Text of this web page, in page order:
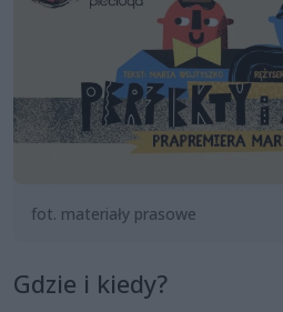
fot. materiały prasowe
Gdzie i kiedy?